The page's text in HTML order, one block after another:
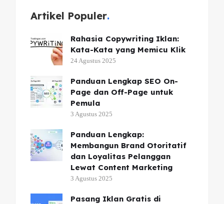
Artikel Populer
Rahasia Copywriting Iklan:
Kata-Kata yang Memicu Klik
24 Agustus 2025
Panduan Lengkap SEO On-
Page dan Off-Page untuk
Pemula
3 Agustus 2025
Panduan Lengkap:
Membangun Brand Otoritatif
dan Loyalitas Pelanggan
Lewat Content Marketing
3 Agustus 2025
Pasang Iklan Gratis di